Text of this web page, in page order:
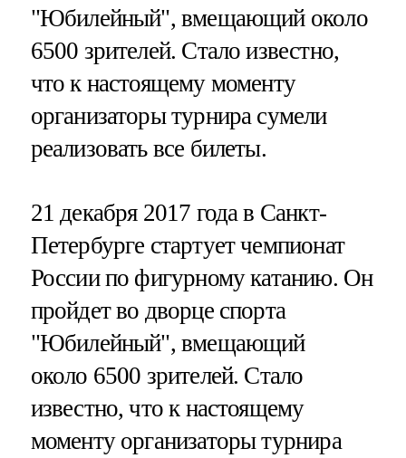
"Юбилейный", вмещающий около
6500 зрителей. Стало известно,
что к настоящему моменту
организаторы турнира сумели
реализовать все билеты.
21 декабря 2017 года в Санкт-
Петербурге стартует чемпионат
России по фигурному катанию. Он
пройдет во дворце спорта
"Юбилейный", вмещающий
около 6500 зрителей. Стало
известно, что к настоящему
моменту организаторы турнира